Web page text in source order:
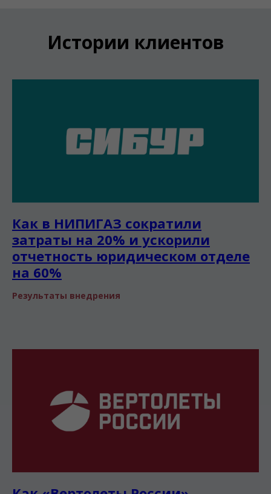
Истории клиентов
Как в НИПИГАЗ сократили
затраты на 20% и ускорили
отчетность юридическом отделе
на 60%
Результаты внедрения